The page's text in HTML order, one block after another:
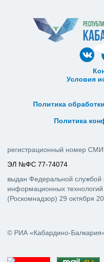
Условия
Политика
Политика
© РИА «Кабардино-
регистрационный номер СМИ
ЭЛ №ФС 77-74074
выдан Федеральной службой
информационных
(Роскомнадзор) 29 октября